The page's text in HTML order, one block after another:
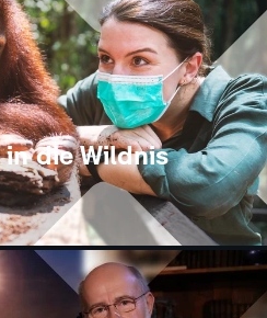
die Wildnis